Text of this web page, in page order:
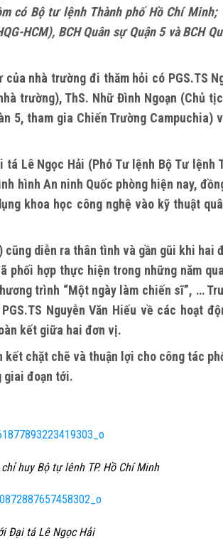
có Bộ tư lệnh Thành phố Hồ Chí Minh;
HCM), BCH Quân sự Quận 5 và BCH
nhà trường đi thăm hỏi có PGS.TS
trường), ThS. Nhữ Đình Ngoạn (Chủ
5, tham gia Chiến Trường Campuchia)
Lê Ngọc Hải (Phó Tư lệnh Bộ Tư lệnh
hình An ninh Quốc phòng hiện nay,
khoa học công nghệ vào kỹ thuật
diễn ra thân tình và gần gũi khi hai
phối hợp thực hiện trong những năm
trình “Một ngày làm chiến sĩ”, …
Nguyễn Văn Hiếu về các hoạt
kết giữa hai đơn vị.
chặt chẽ và thuận lợi cho công tác
giai đoạn tới.
huy Bộ tự lênh TP. Hồ Chí Minh
Đại tá Lê Ngọc Hải